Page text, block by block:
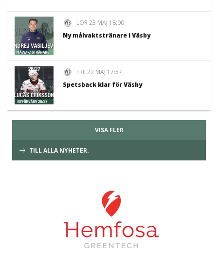
LÖR 23 MAJ 18:00
Ny målvaktstränare i Väsby
FRE 22 MAJ 17:57
Spetsback klar för Väsby
VISA FLER
TILL ALLA NYHETER.